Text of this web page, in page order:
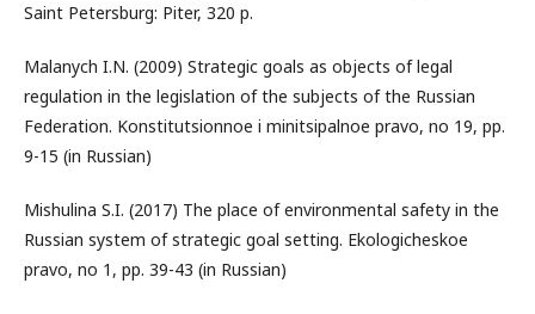
Saint Petersburg: Piter, 320 p.
Malanych I.N. (2009) Strategic goals as objects of legal
regulation in the legislation of the subjects of the Russian
Federation. Konstitutsionnoe i minitsipalnoe pravo, no 19, pp.
9-15 (in Russian)
Mishulina S.I. (2017) The place of environmental safety in the
Russian system of strategic goal setting. Ekologicheskoe
pravo, no 1, pp. 39-43 (in Russian)